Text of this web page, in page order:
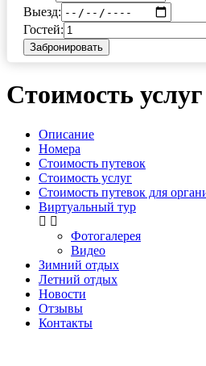
Выезд:
Гостей:
Забронировать
Стоимость услуг
Описание
Номера
Стоимость путевок
Стоимость услуг
Стоимость путевок для
Виртуальный тур
Фотогалерея
Видео
Зимний отдых
Летний отдых
Новости
Отзывы
Контакты